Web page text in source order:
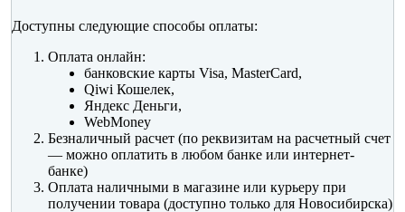
Доступны следующие способы оплаты:
Оплата онлайн:
банковские карты Visa, MasterCard,
Qiwi Кошелек,
Яндекс Деньги,
WebMoney
Безналичный расчет (по реквизитам на расчетный счет
— можно оплатить в любом банке или интернет-
банке)
Оплата наличными в магазине или курьеру при
получении товара (доступно только для Новосибирска)